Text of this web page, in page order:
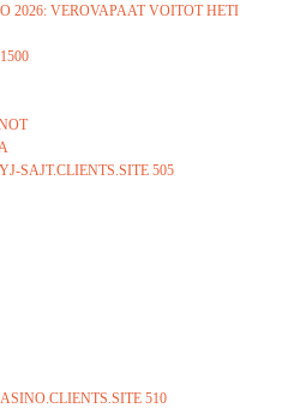
2026: VEROVAPAAT VOITOT HETI
SAJT.CLIENTS.SITE 505
510